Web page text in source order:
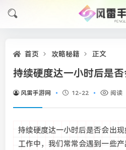
首页 攻略秘籍 正文
持续硬度达一小时后是否
风雷手游网 12-22 阅读
持续硬度达一小时后是否会出
工作中，我们常常会遇到一些